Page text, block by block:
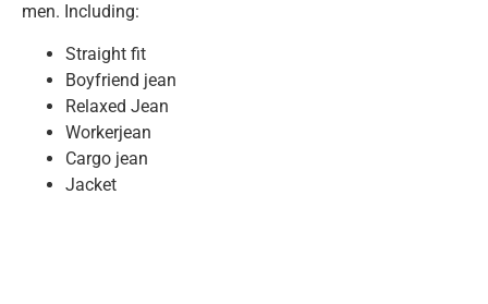
men. Including:
Straight fit
Boyfriend jean
Relaxed Jean
Workerjean
Cargo jean
Jacket